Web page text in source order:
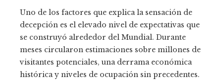
Uno de los factores que explica la sensación de
decepción es el elevado nivel de expectativas que
se construyó alrededor del Mundial. Durante
meses circularon estimaciones sobre millones de
visitantes potenciales, una derrama económica
histórica y niveles de ocupación sin precedentes.